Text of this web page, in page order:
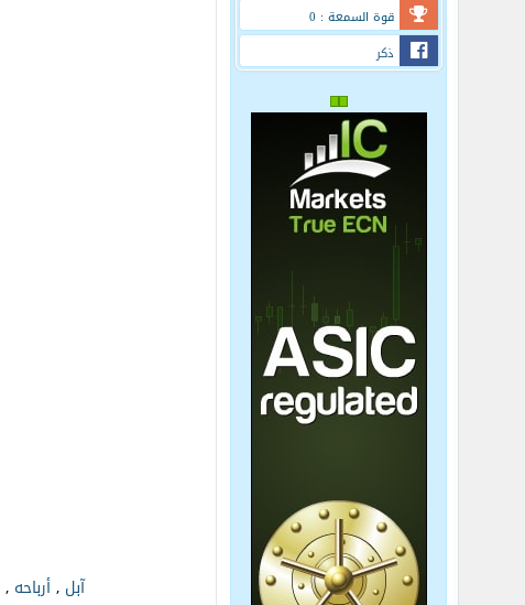
الرحيم
قوة السمعة : 0
ذكر
آبل ,أرباحه ,